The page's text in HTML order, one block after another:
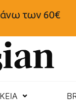
των 60€